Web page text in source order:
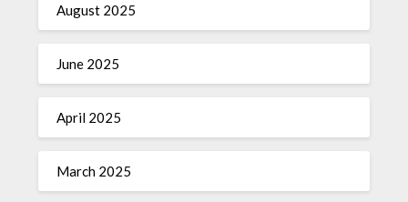
August 2025
June 2025
April 2025
March 2025